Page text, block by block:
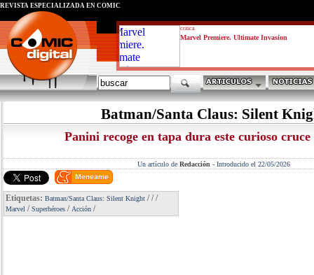
critica
Marvel Premiere. Ultimate Invasion
REVISTA ESPECIALIZADA EN CÓMIC
Batman/Santa Claus: Silent
Panini recoge en tapa dura este curioso
Un artículo de Redacción - Introducido el 22/05/2026
Etiquetas: Batman/Santa Claus: Silent Knight ///
Marvel /Superhéroes / Acción /